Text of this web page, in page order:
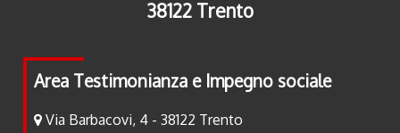
38122 Trento
Area Testimonianza e Impegno sociale
Via Barbacovi, 4 - 38122 Trento